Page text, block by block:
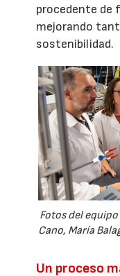
procedente de
mejorando
sostenibilidad.
Fotos del equipo
Cano, María
Un proceso